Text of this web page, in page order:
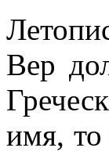
Вер
имя, то